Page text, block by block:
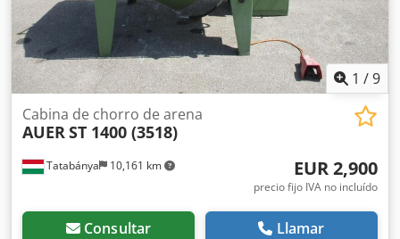
1 /9
Tatabánya 10,161 km
Cabina de chorro de arena
AUERST 1400 (3518)
EUR 2,900
precio fijo IVA no incluído
Consultar Llamar